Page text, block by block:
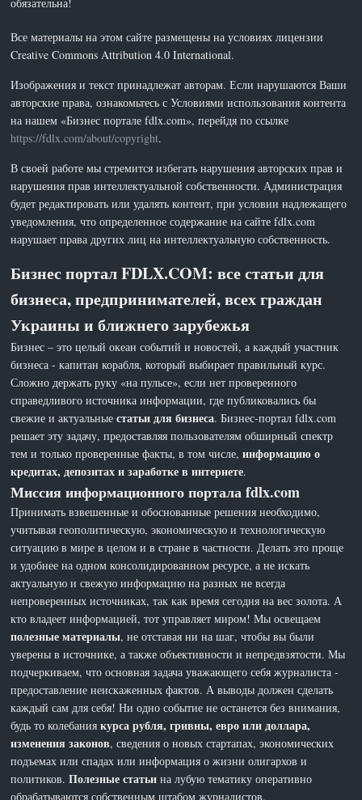
Все материалы на этом сайте размещены на условиях лицензии
Creative Commons Attribution 4.0 International.
Изображения и текст принадлежат авторам. Если нарушаются Ваши
авторские права, ознакомьтесь с Условиями использования контента
на нашем «Бизнес портале fdlx.com», перейдя по ссылке
https://fdlx.com/about/copyright.
В своей работе мы стремится избегать нарушения авторских прав и
нарушения прав интеллектуальной собственности. Администрация
будет редактировать или удалять контент, при условии надлежащего
уведомления, что определенное содержание на сайте fdlx.com
нарушает права других лиц на интеллектуальную собственность.
Бизнес портал FDLX.COM: все статьи для
бизнеса, предпринимателей, всех граждан
Украины и ближнего зарубежья
Бизнес – это целый океан событий и новостей, а каждый участник
бизнеса - капитан корабля, который выбирает правильный курс.
Сложно держать руку «на пульсе», если нет проверенного
справедливого источника информации, где публиковались бы
свежие и актуальныестатьи для бизнеса. Бизнес-портал fdlx.com
решает эту задачу, предоставляя пользователям обширный спектр
тем и только проверенные факты, в том числе,информацию о
кредитах, депозитах и заработке в интернете.
Миссия информационного портала fdlx.com
Принимать взвешенные и обоснованные решения необходимо,
учитывая геополитическую, экономическую и технологическую
ситуацию в мире в целом и в стране в частности. Делать это проще
и удобнее на одном консолидированном ресурсе, а не искать
актуальную и свежую информацию на разных не всегда
непроверенных источниках, так как время сегодня на вес золота. А
кто владеет информацией, тот управляет миром! Мы освещаем
полезные материалы, не отставая ни на шаг, чтобы вы были
уверены в источнике, а также объективности и непредвзятости. Мы
подчеркиваем, что основная задача уважающего себя журналиста -
предоставление неискаженных фактов. А выводы должен сделать
каждый сам для себя! Ни одно событие не останется без внимания,
будь то колебаниякурса рубля, гривны, евро или доллара,
изменения законов, сведения о новых стартапах, экономических
подъемах или спадах или информация о жизни олигархов и
политиков.Полезные статьи на лубую тематику оперативно
обрабатываются собственным штабом журналистов.